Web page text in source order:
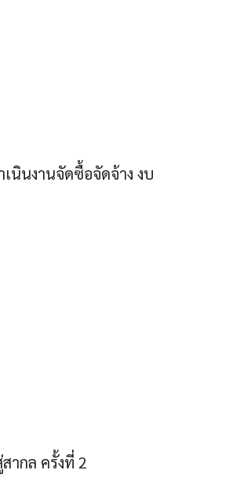
นินงานจัดซื้อจัดจ้าง งบ
ากล ครั้งที่ 2